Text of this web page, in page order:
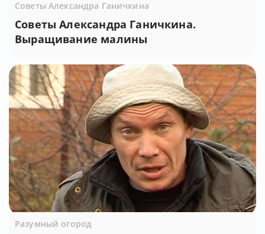
Советы Александра Ганичкина
Советы Александра Ганичкина.
Выращивание малины
Разумный огород